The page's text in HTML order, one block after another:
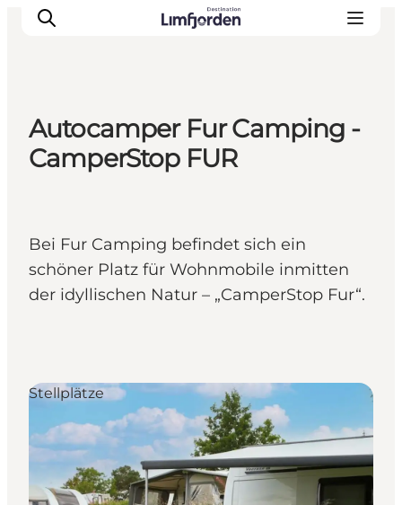
Autocamper Fur Camping -
CamperStop FUR
Bei Fur Camping befindet sich ein
schöner Platz für Wohnmobile inmitten
der idyllischen Natur – „CamperStop Fur“.
Stellplätze